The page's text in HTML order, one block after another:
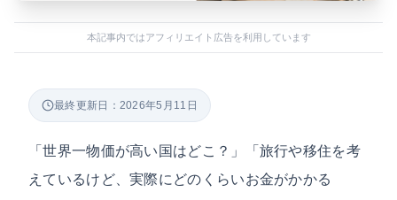
本記事内ではアフィリエイト広告を利用しています
最終更新日：2026年5月11日
「世界一物価が高い国はどこ？」「旅行や移住を考
えているけど、実際にどのくらいお金がかかる